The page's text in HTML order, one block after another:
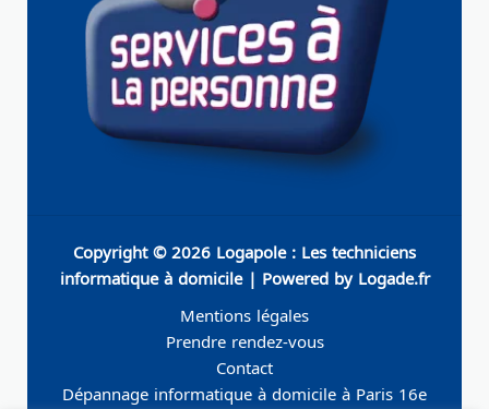
Copyright © 2026 Logapole : Les techniciens
informatique à domicile | Powered by Logade.fr
Mentions légales
Prendre rendez-vous
Contact
Dépannage informatique à domicile à Paris 16e